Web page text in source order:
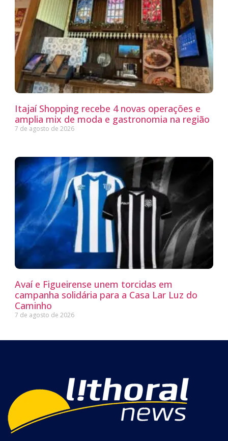
Itajaí Shopping recebe 4 novas operações e
amplia mix de moda e gastronomia na região
7 de agosto de 2026
Avaí e Figueirense unem torcidas em
campanha solidária para a Casa Lar Luz do
Caminho
7 de agosto de 2026